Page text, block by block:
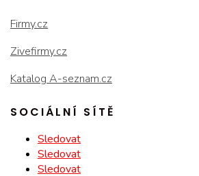
Firmy.cz
Zivefirmy.cz
Katalog A-seznam.cz
SOCIÁLNÍ SÍTĚ
Sledovat
Sledovat
Sledovat